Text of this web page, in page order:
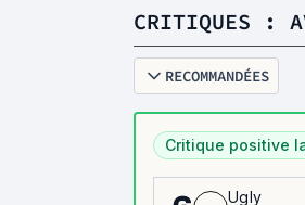
CRITIQUES :
RECOMMANDÉES
Critique positive
Ugly